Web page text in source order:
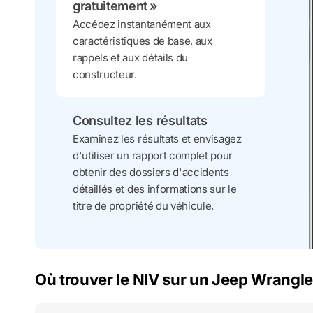
gratuitement »
Accédez instantanément aux
caractéristiques de base, aux
rappels et aux détails du
constructeur.
Consultez les résultats
Examinez les résultats et envisagez
d'utiliser un rapport complet pour
obtenir des dossiers d'accidents
détaillés et des informations sur le
titre de propriété du véhicule.
Où trouver le NIV sur un Jeep